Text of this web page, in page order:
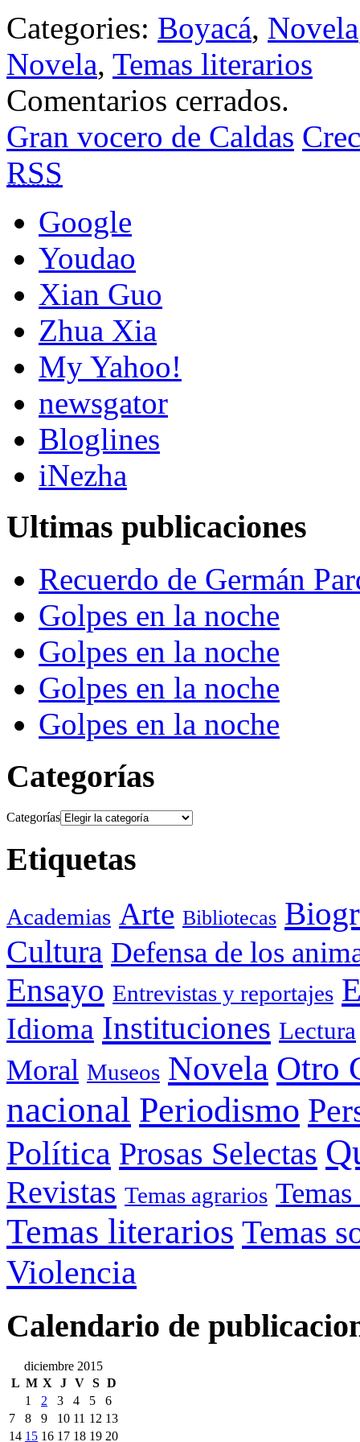
Categories: Boyacá, Novela
Novela, Temas literarios
Comentarios cerrados.
Gran vocero de Caldas
RSS
Google
Youdao
Xian Guo
Zhua Xia
My Yahoo!
newsgator
Bloglines
iNezha
Ultimas publicaciones
Recuerdo de Germán
Golpes en la noche
Golpes en la noche
Golpes en la noche
Golpes en la noche
Categorías
Categorías
Etiquetas
Academias Arte Bibliotecas
Cultura Defensa de los
Ensayo Entrevistas y reportajes
Idioma Instituciones Lectura
Moral Museos Novela Otro
nacional Periodismo
Política Prosas Selectas
Revistas Temas agrarios
Temas literarios Temas
Violencia
Calendario de
diciembre 2015
L M X J V S D
1
2 3 4 5
6
7
8 9 10 11 12 13
14 15 16 17 18 19 20